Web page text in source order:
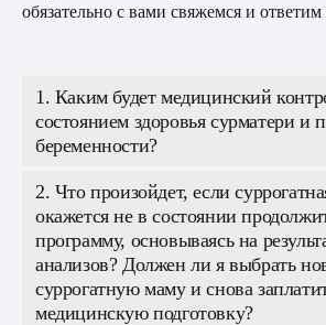
обязательно с вами свяжемся и ответим
1. Каким будет медицинский
состоянием здоровья сурматери и
беременности?
2. Что произойдет, если
окажется не в состоянии
программу, основываясь на
анализов? Должен ли я выбрать
суррогатную маму и снова
медицинскую подготовку?